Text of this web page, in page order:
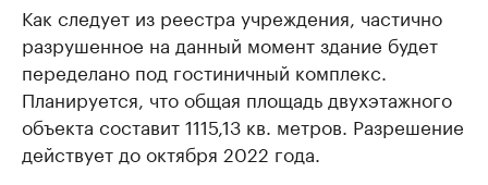
Как следует из реестра учреждения, частично
разрушенное на данный момент здание будет
переделано под гостиничный комплекс.
Планируется, что общая площадь двухэтажного
объекта составит 1115,13 кв. метров. Разрешение
действует до октября 2022 года.